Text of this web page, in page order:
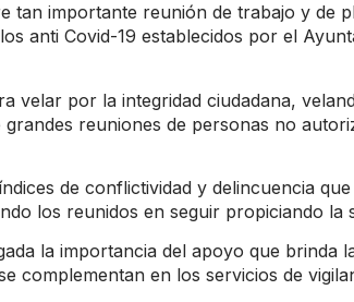
tan importante reunión de trabajo y de
anti Covid-19 establecidos por el
velar por la integridad ciudadana,
reuniones de personas no
de conflictividad y delincuencia
los reunidos en seguir propiciando la
la importancia del apoyo que brinda
complementan en los servicios de